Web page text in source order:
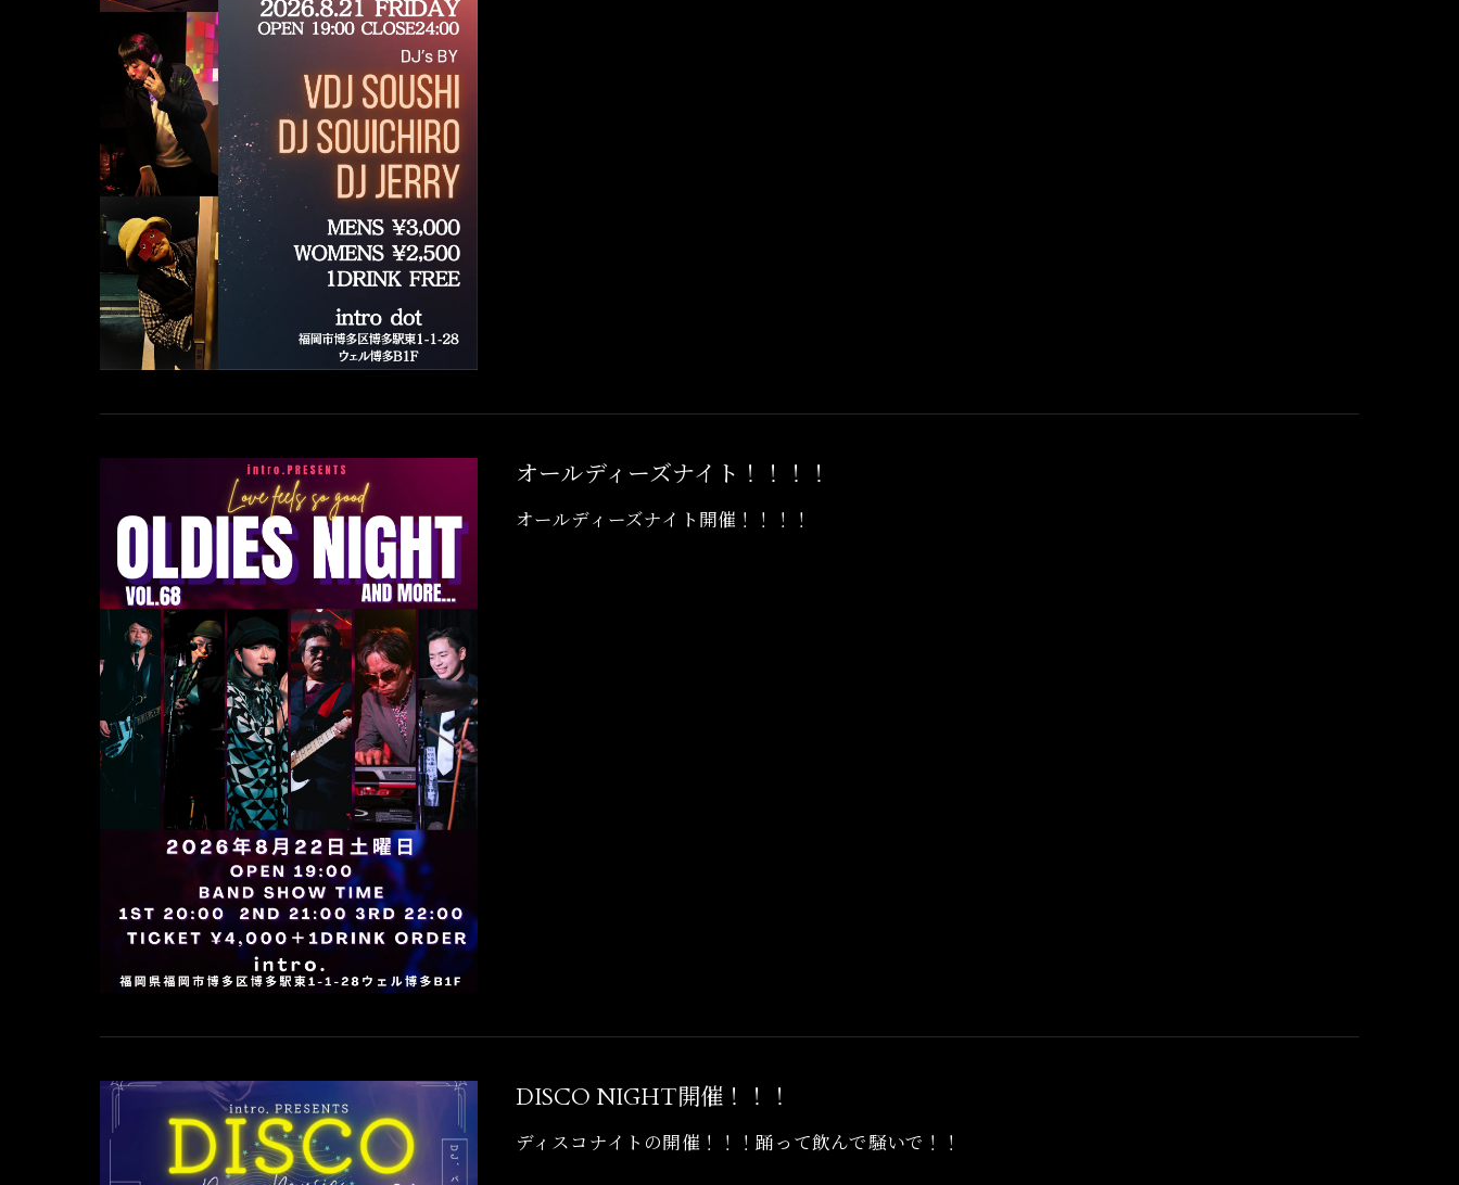
オールディーズナイト！！！！
オールディーズナイト開催！！！！
DISCO NIGHT開催！！！
ディスコナイトの開催！！！踊って飲んで騒いで！！